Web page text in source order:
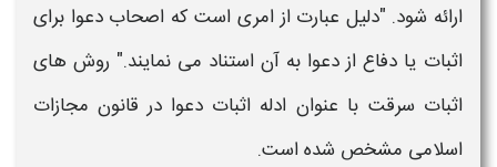
ارائه شود. "دلیل عبارت از امری است که اصحاب دعوا برای
اثبات یا دفاع از دعوا به آن استناد می نمایند." روش های
اثبات سرقت با عنوان ادله اثبات دعوا در قانون مجازات
اسلامی مشخص شده است.